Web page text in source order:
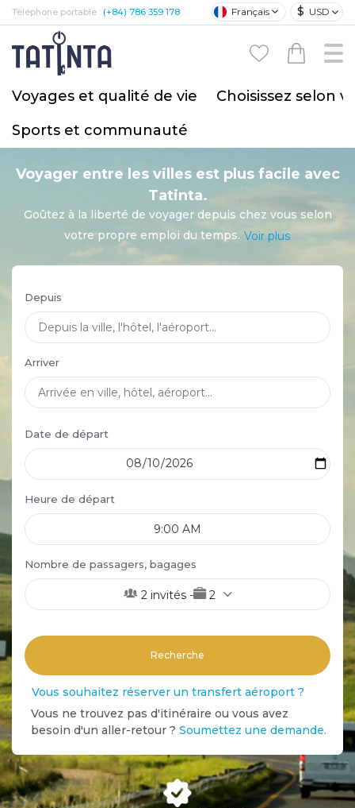
Téléphone portable : (+84) 786 359 178 Français $ USD
Voyages et qualité de vie
Choisissez selon
Sports et communauté
Voyager entre les villes est plus facile avec
Tatinta.
Goûtez à la liberté de voyager depuis chez vous selon
votre propre emploi du temps. Voir plus
Depuis
Arriver
Date de départ
Heure de départ
Nombre de passagers, bagages
2 invités - 2
Recherche
Vous souhaitez réserver un transfert aéroport ?
Vous ne trouvez pas d'itinéraire ou vous avez
besoin d'un aller-retour ? Soumettez une demande.